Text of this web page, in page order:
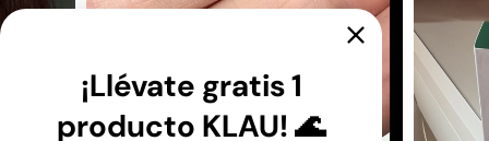
¡Llévate gratis 1
producto KLAU! 🌊